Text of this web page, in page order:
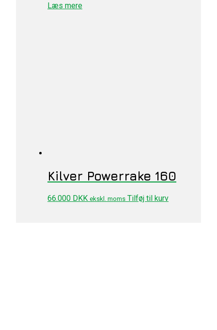
Læs mere
Kilver Powerrake 160
66.000 DKK ekskl. moms Tilføj til kurv